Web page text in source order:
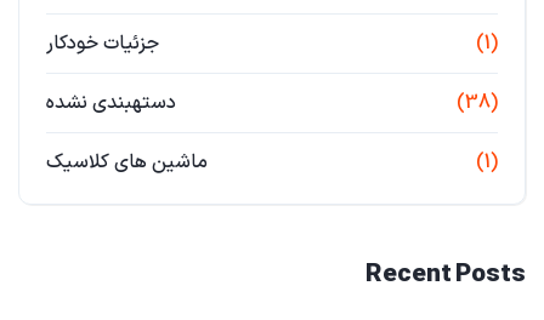
جزئیات خودکار (1)
دستهبندی نشده (38)
ماشین های کلاسیک (1)
Recent Posts